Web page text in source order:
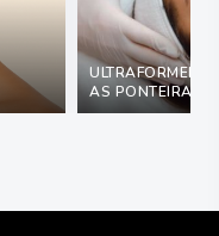
ULTRAFORMER:
AS PONTEIRAS